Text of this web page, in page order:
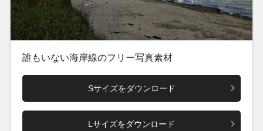
誰もいない海岸線のフリー写真素材
Sサイズをダウンロード
Lサイズをダウンロード